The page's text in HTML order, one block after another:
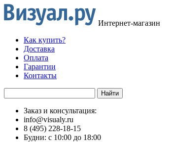
Интернет-магазин
Как купить?
Доставка
Оплата
Гарантии
Контакты
Заказ и консультация:
info@visualy.ru
8 (495) 228-18-15
Будни: с 10:00 до 18:00